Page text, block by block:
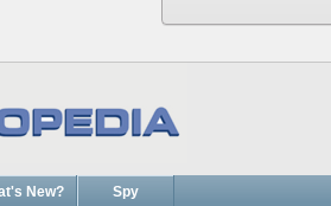
New? Spy